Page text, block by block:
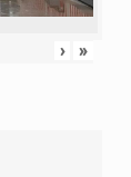
› »